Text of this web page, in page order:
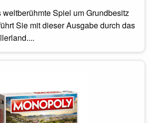
weltberühmte Spiel um Grundbesitz
Sie mit dieser Ausgabe durch das